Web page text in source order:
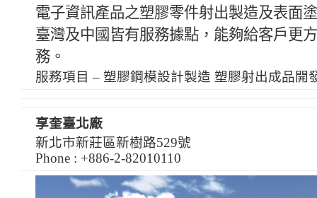
電子資訊產品之塑膠零件射出製造及表面
臺灣及中國皆有服務據點，能夠給客戶更
務。
服務項目 – 塑膠鋼模設計製造 塑膠射出成品開
享奎臺北廠
新北市新莊區新樹路529號
Phone : +886-2-82010110